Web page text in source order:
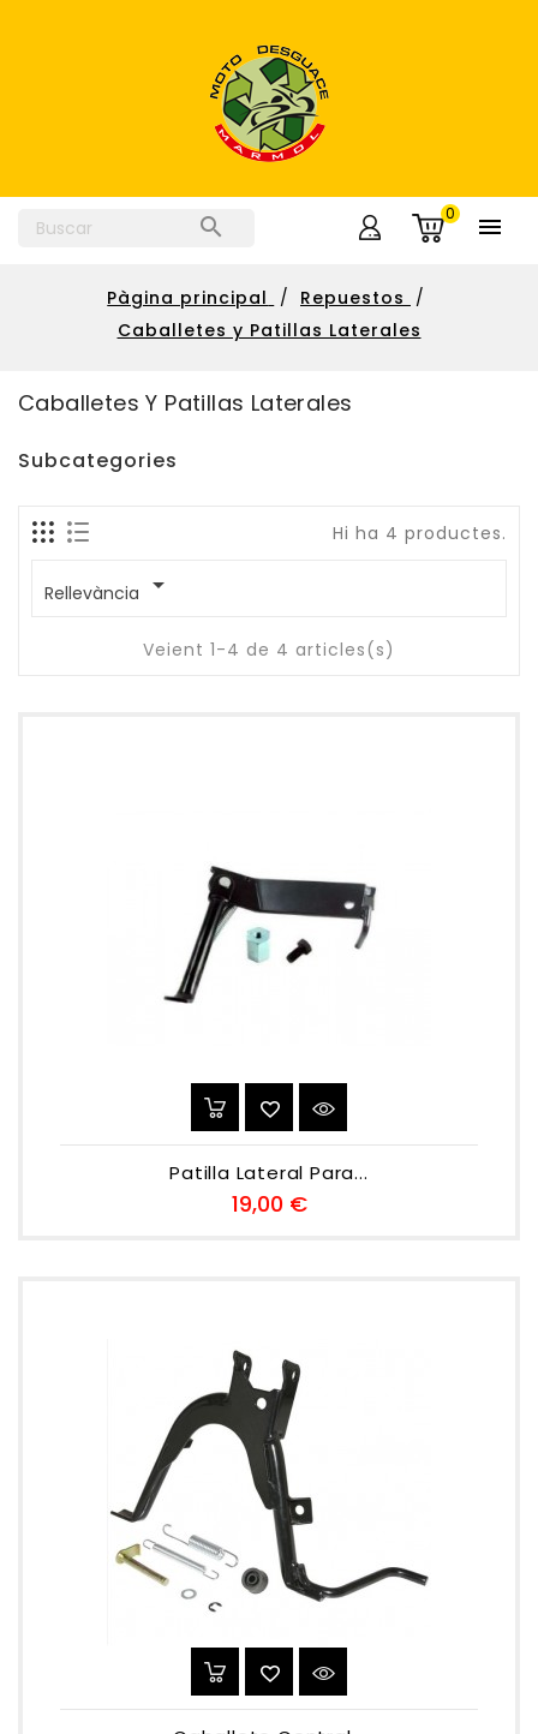
 
0
Pàgina principal
Repuestos
Caballetes y Patillas Laterales
Caballetes Y Patillas Laterales
Subcategories
Hi ha 4 productes.
Rellevància 
Veient 1-4 de 4 articles(s)
Patilla Lateral Para...
19,00 €Preu